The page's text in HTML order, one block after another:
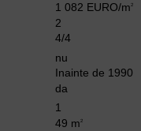
1 082 EURO/m2
2
4/4
nu
Inainte de 1990
da
1
49 m2